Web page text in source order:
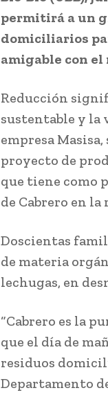
permitirá a un
domiciliarios
amigable con
Reducción
sustentable y la
empresa
proyecto de
que tiene como
de Cabrero en
Doscientas
de materia
lechugas, en
“Cabrero es la
que el día de
residuos
Departamento